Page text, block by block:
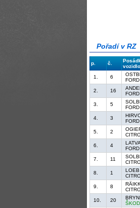
Pořadí v RZ
p. č.
vozidlo
1.
6
2.
16
3.
5
4.
3
5.
2
6.
4
7.
11
8.
1
9.
8
10.
20